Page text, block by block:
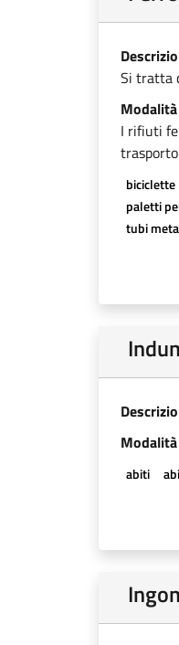
Si tratta
I rifiuti
biciclette
paletti
tubi
abiti